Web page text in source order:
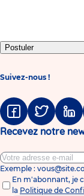
Postuler
Suivez-nous !
FacebookTwitter
Recevez notre
Exemple :
En m'abonnant, je
la Politique de